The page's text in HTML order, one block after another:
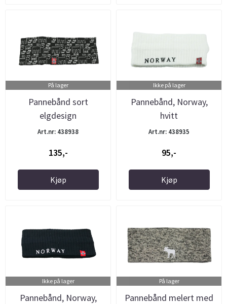
På lager
Pannebånd sort
elgdesign
Art.nr: 438938
135,-
Kjøp
Ikke på lager
Pannebånd, Norway,
hvitt
Art.nr: 438935
95,-
Kjøp
Ikke på lager
Pannebånd, Norway,
På lager
Pannebånd melert med